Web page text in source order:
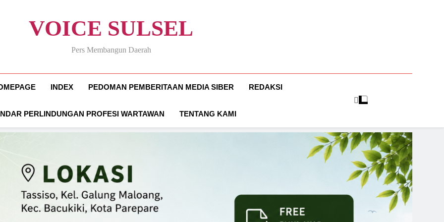
VOICE SULSEL
Pers Membangun Daerah
INDEX PEDOMAN PEMBERITAAN MEDIA SIBER REDAKSI
PERLINDUNGAN PROFESI WARTAWAN TENTANG KAMI